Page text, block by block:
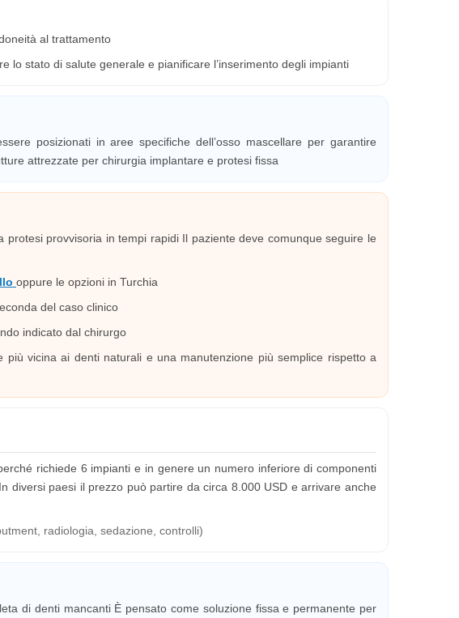
al trattamento
lo stato di salute generale e pianificare l’inserimento degli impianti
posizionati in aree specifiche dell’osso mascellare per garantire
attrezzate per chirurgia implantare e protesi fissa
provvisoria in tempi rapidi Il paziente deve comunque seguire le
oppure le opzioni in Turchia
del caso clinico
indicato dal chirurgo
vicina ai denti naturali e una manutenzione più semplice rispetto a
richiede 6 impianti e in genere un numero inferiore di componenti
In diversi paesi il prezzo può partire da circa 8.000 USD e arrivare anche
radiologia, sedazione, controlli)
di denti mancanti È pensato come soluzione fissa e permanente per